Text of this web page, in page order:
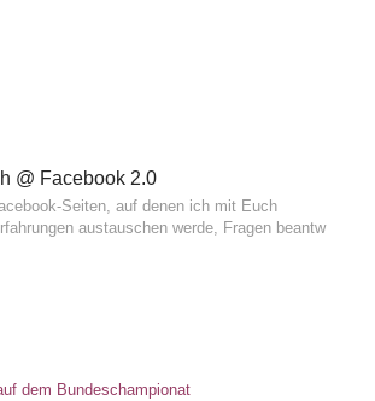
@ Facebook 2.0
Seiten, auf denen ich mit Euch
austauschen werde, Fragen beantw